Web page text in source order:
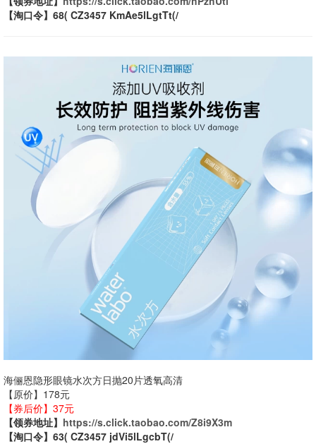
【淘口令】68( CZ3457 KmAe5lLgtTt(/
海俪恩隐形眼镜水次方日抛20片透氧高清
【原价】178元
【券后价】37元
【领券地址】 https://s.click.taobao.com/Z8i9X3m
【淘口令】63( CZ3457 jdVi5lLgcbT(/